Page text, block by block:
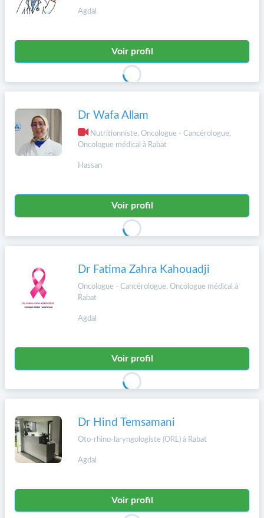
Agdal
Voir profil
Dr Wafa Allam
Nutritionniste, Oncologue - Cancérologue,
Oncologue médical à Rabat
Hassan
Voir profil
Dr Fatima Zahra Kahouadji
Oncologue - Cancérologue, Oncologue médical à
Rabat
Agdal
Voir profil
Dr Hind Temsamani
Oto-rhino-laryngologiste (ORL) à Rabat
Agdal
Voir profil